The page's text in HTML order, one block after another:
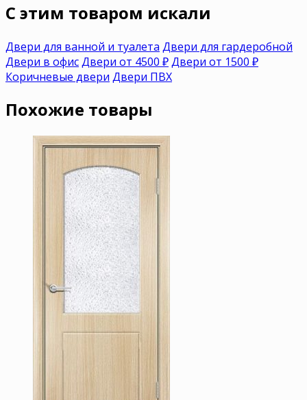
C этим товаром искали
Двери для ванной и туалета Двери для гардеробной
Двери в офисДвери от 4500 ₽Двери от 1500 ₽
Коричневые двери Двери ПВХ
Похожие товары